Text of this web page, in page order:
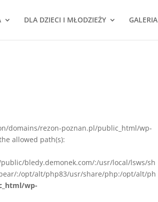
DLA DZIECI I MŁODZIEŻY GALERIA
domains/rezon-poznan.pl/public_html/wp-
allowed path(s):
bledy.demonek.com/:/usr/local/lsws/sh
:/opt/alt/php83/usr/share/php:/opt/alt/ph
wp-